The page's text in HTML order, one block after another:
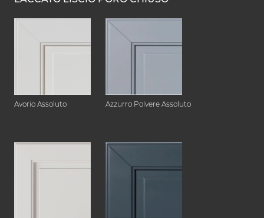
Avorio Assoluto Azzurro Polvere Assoluto